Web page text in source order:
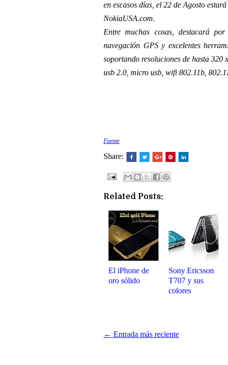
en escasos días, el 22 de Agosto
NokiaUSA.com.
Entre muchas cosas, destacará
navegación GPS y excelentes
soportando resoluciones de hasta
usb 2.0, micro usb, wifi 802.11b,
Fuente
Share:
Related Posts:
El iPhone de
oro sólido
Sony Ericsson
T707 y sus
colores
← Entrada más reciente